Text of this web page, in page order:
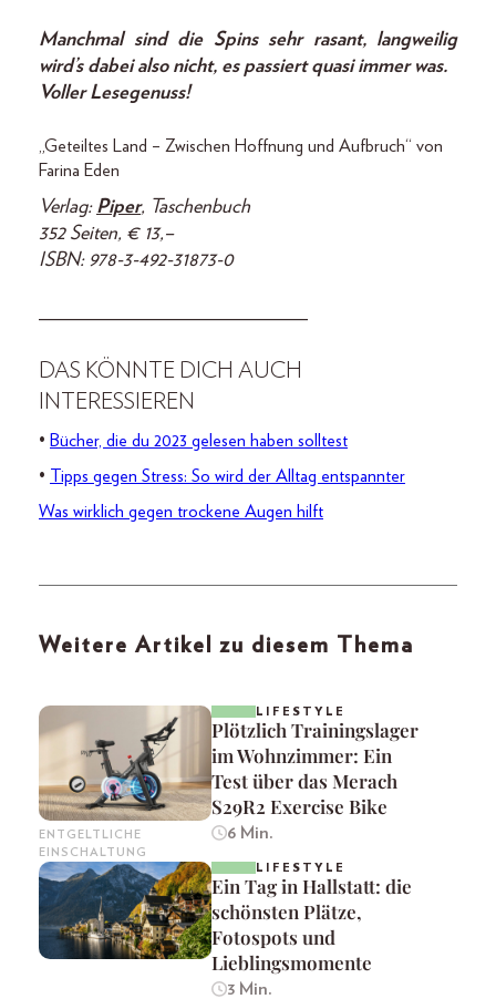
Manchmal sind die Spins sehr rasant, langweilig
wird’s dabei also nicht, es passiert quasi immer was.
Voller Lesegenuss!
„Geteiltes Land – Zwischen Hoffnung und Aufbruch“ von
Farina Eden
Verlag: Piper, Taschenbuch
352 Seiten, € 13,–
ISBN: 978-3-492-31873-0
___________________________
DAS KÖNNTE DICH AUCH
INTERESSIEREN
• Bücher, die du 2023 gelesen haben solltest
•
Tipps gegen Stress: So wird der Alltag entspannter
Was wirklich gegen trockene Augen hilft
Weitere Artikel zu diesem Thema
ENTGELTLICHE
EINSCHALTUNG
LIFESTYLE
Plötzlich Trainingslager
im Wohnzimmer: Ein
Test über das Merach
S29R2 Exercise Bike
6 Min.
LIFESTYLE
Ein Tag in Hallstatt: die
schönsten Plätze,
Fotospots und
Lieblingsmomente
3 Min.